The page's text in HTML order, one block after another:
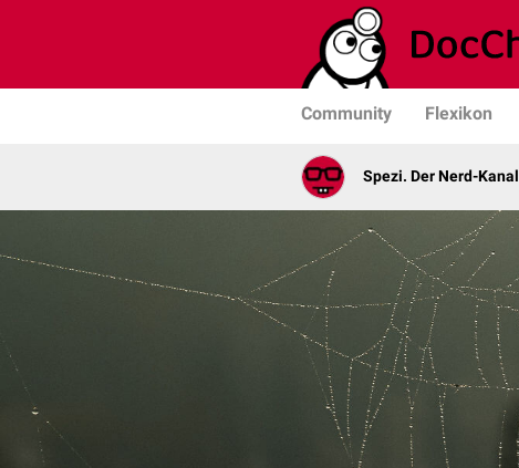
Community Flexikon
Spezi. Der Nerd-Kanal